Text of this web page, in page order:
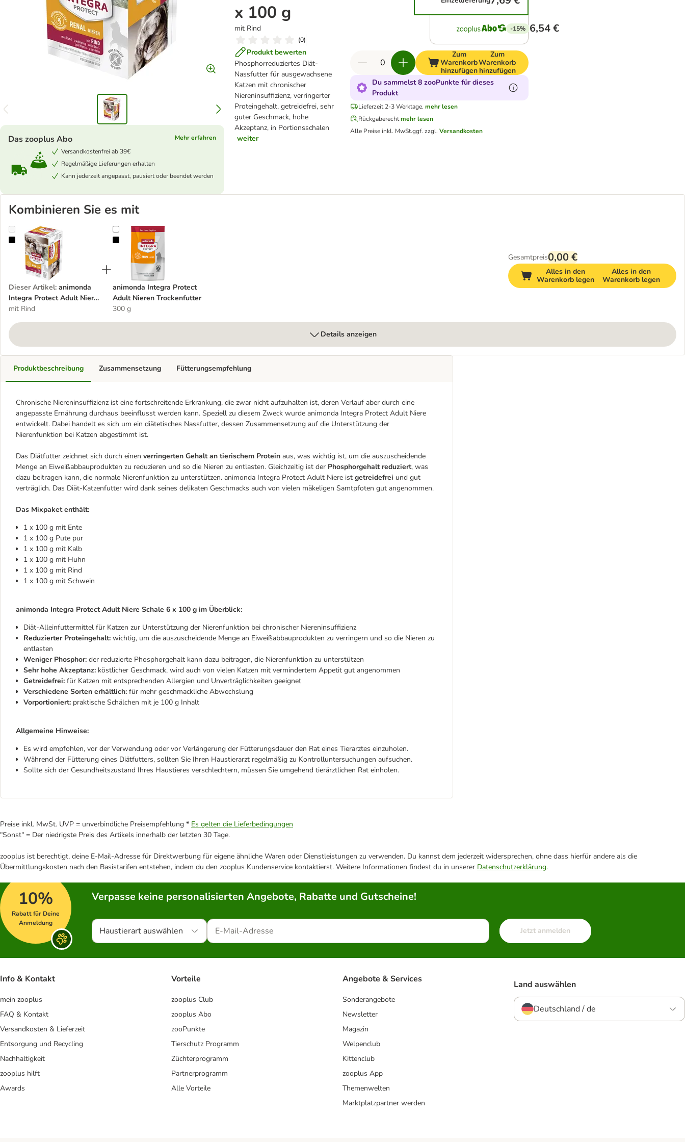
x 100 g
mit Rind
(0)
Produkt bewerten
Phosphorreduziertes Diät-
Nassfutter für ausgewachsene
Katzen mit chronischer
Niereninsuffizienz, verringerter
Proteingehalt, getreidefrei, sehr
guter Geschmack, hohe
Akzeptanz, in Portionsschalen
weiter
Das zooplus Abo
Mehr erfahren
Versandkostenfrei ab 39€
Regelmäßige Lieferungen erhalten
Kann jederzeit angepasst, pausiert oder beendet werden
-15% 6,54 €
Zum
Warenkorb
hinzufügen
Zum
Warenkorb
hinzufügen
Du sammelst 8 zooPunkte für dieses
Produkt
Lieferzeit 2-3 Werktage. mehr lesen
Rückgaberechtmehr lesen
Alle Preise inkl. MwSt.ggf. zzgl.Versandkosten
Kombinieren Sie es mit
animonda Integra Protect Adult Niere Schale 6 x 100 g
Dieser Artikel: animonda
Integra Protect Adult Niere
Schale 6 x 100 g
mit Rind
animonda Integra Protect Adult Nieren Trockenfutter
animonda Integra Protect
Adult Nieren Trockenfutter
300 g
Gesamtpreis0,00 €
Alles in den
Warenkorb legen
Alles in den
Warenkorb legen
Details anzeigen
Produktbeschreibung
Chronische Niereninsuffizienz ist eine fortschreitende Erkrankung, die zwar nicht aufzuhalten ist, deren Verlauf aber durch eine
angepasste Ernährung durchaus beeinflusst werden kann. Speziell zu diesem Zweck wurde animonda Integra Protect Adult Niere
entwickelt. Dabei handelt es sich um ein diätetisches Nassfutter, dessen Zusammensetzung auf die Unterstützung der
Nierenfunktion bei Katzen abgestimmt ist.
Das Diätfutter zeichnet sich durch einen verringerten Gehalt an tierischem Protein aus, was wichtig ist, um die auszuscheidende
Menge an Eiweißabbauprodukten zu reduzieren und so die Nieren zu entlasten. Gleichzeitig ist der Phosphorgehalt reduziert, was
dazu beitragen kann, die normale Nierenfunktion zu unterstützen. animonda Integra Protect Adult Niere ist getreidefrei und gut
verträglich. Das Diät-Katzenfutter wird dank seines delikaten Geschmacks auch von vielen mäkeligen Samtpfoten gut angenommen.
Das Mixpaket enthält:
1 x 100 g mit Ente
1 x 100 g Pute pur
1 x 100 g mit Kalb
1 x 100 g mit Huhn
1 x 100 g mit Rind
1 x 100 g mit Schwein
animonda Integra Protect Adult Niere Schale 6 x 100 g im Überblick:
Diät-Alleinfuttermittel für Katzen zur Unterstützung der Nierenfunktion bei chronischer Niereninsuffizienz
Reduzierter Proteingehalt: wichtig, um die auszuscheidende Menge an Eiweißabbauprodukten zu verringern und so die Nieren zu
entlasten
Weniger Phosphor: der reduzierte Phosphorgehalt kann dazu beitragen, die Nierenfunktion zu unterstützen
Sehr hohe Akzeptanz: köstlicher Geschmack, wird auch von vielen Katzen mit vermindertem Appetit gut angenommen
Getreidefrei: für Katzen mit entsprechenden Allergien und Unverträglichkeiten geeignet
Verschiedene Sorten erhältlich: für mehr geschmackliche Abwechslung
Vorportioniert: praktische Schälchen mit je 100 g Inhalt
Allgemeine Hinweise:
Es wird empfohlen, vor der Verwendung oder vor Verlängerung der Fütterungsdauer den Rat eines Tierarztes einzuholen.
Während der Fütterung eines Diätfutters, sollten Sie Ihren Haustierarzt regelmäßig zu Kontrolluntersuchungen aufsuchen.
Sollte sich der Gesundheitszustand Ihres Haustieres verschlechtern, müssen Sie umgehend tierärztlichen Rat einholen.
Zusammensetzung Fütterungsempfehlung
Preise inkl. MwSt. UVP = unverbindliche Preisempfehlung * Es gelten die Lieferbedingungen
"Sonst" = Der niedrigste Preis des Artikels innerhalb der letzten 30 Tage.
zooplus ist berechtigt, deine E-Mail-Adresse für Direktwerbung für eigene ähnliche Waren oder Dienstleistungen zu verwenden. Du kannst dem jederzeit widersprechen, ohne dass hierfür andere als die
Übermittlungskosten nach den Basistarifen entstehen, indem du den zooplus Kundenservice kontaktierst. Weitere Informationen findest du in unserer Datenschutzerklärung.
10%
Rabatt für Deine
Anmeldung
Verpasse keine personalisierten Angebote, Rabatte und Gutscheine!
Haustierart auswählen Jetzt anmelden
Info & Kontakt
mein zooplus
FAQ & Kontakt
Versandkosten & Lieferzeit
Entsorgung und Recycling
Nachhaltigkeit
zooplus hilft
Awards
Vorteile
zooplus Club
zooplus Abo
zooPunkte
Tierschutz Programm
Züchterprogramm
Partnerprogramm
Alle Vorteile
Angebote & Services
Sonderangebote
Newsletter
Magazin
Welpenclub
Kittenclub
zooplus App
Themenwelten
Marktplatzpartner werden
Land auswählen
Deutschland / de